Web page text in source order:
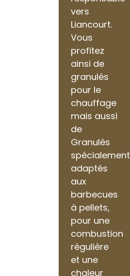
vers
Liancourt.
Vous
profitez
ainsi de
granulés
pour le
chauffage
mais aussi
de
Granulés
spécialement
adaptés
aux
barbecues
à pellets,
pour une
combustion
régulière
et une
chaleur